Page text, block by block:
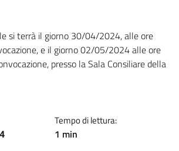
notizia
si terrà il giorno 30/04/2024, alle ore
e il giorno 02/05/2024 alle ore
presso la Sala Consiliare della
Tempo di lettura:
1 min